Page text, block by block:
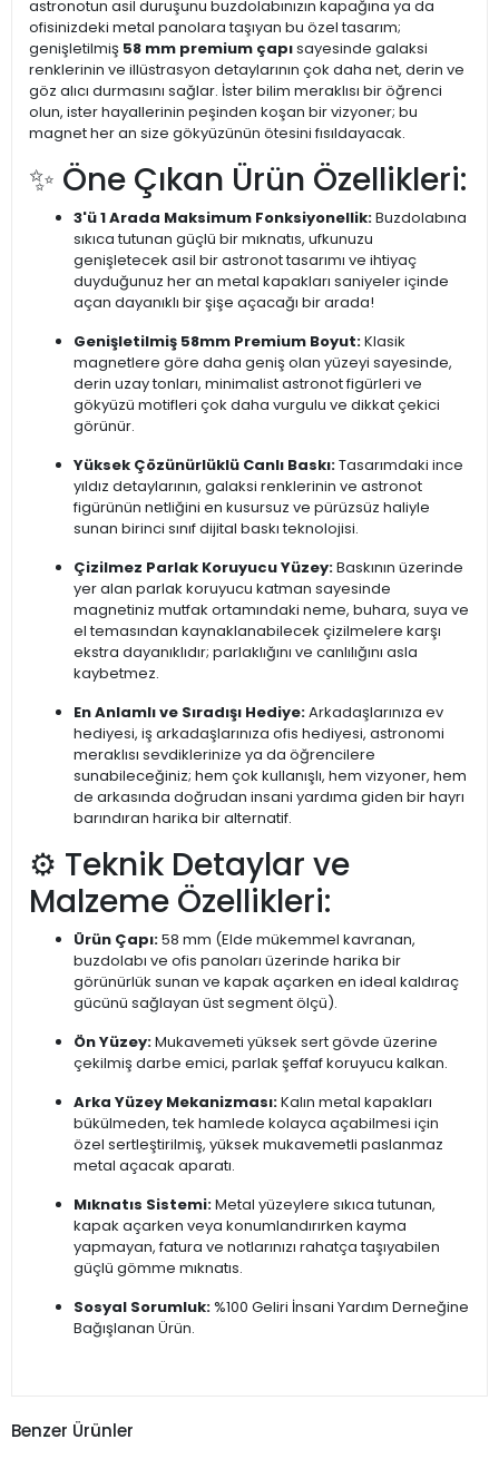
astronotun asil duruşunu buzdolabınızın kapağına ya da
ofisinizdeki metal panolara taşıyan bu özel tasarım;
genişletilmiş 58 mm premium çapısayesinde galaksi
renklerinin ve illüstrasyon detaylarının çok daha net, derin ve
göz alıcı durmasını sağlar. İster bilim meraklısı bir öğrenci
olun, ister hayallerinin peşinden koşan bir vizyoner; bu
magnet her an size gökyüzünün ötesini fısıldayacak.
✨ Öne Çıkan Ürün Özellikleri:
3'ü 1 Arada Maksimum Fonksiyonellik:Buzdolabına
sıkıca tutunan güçlü bir mıknatıs, ufkunuzu
genişletecek asil bir astronot tasarımı ve ihtiyaç
duyduğunuz her an metal kapakları saniyeler içinde
açan dayanıklı bir şişe açacağı bir arada!
Genişletilmiş 58mm Premium Boyut:Klasik
magnetlere göre daha geniş olan yüzeyi sayesinde,
derin uzay tonları, minimalist astronot figürleri ve
gökyüzü motifleri çok daha vurgulu ve dikkat çekici
görünür.
Yüksek Çözünürlüklü Canlı Baskı:Tasarımdaki ince
yıldız detaylarının, galaksi renklerinin ve astronot
figürünün netliğini en kusursuz ve pürüzsüz haliyle
sunan birinci sınıf dijital baskı teknolojisi.
Çizilmez Parlak Koruyucu Yüzey:Baskının üzerinde
yer alan parlak koruyucu katman sayesinde
magnetiniz mutfak ortamındaki neme, buhara, suya ve
el temasından kaynaklanabilecek çizilmelere karşı
ekstra dayanıklıdır; parlaklığını ve canlılığını asla
kaybetmez.
En Anlamlı ve Sıradışı Hediye:Arkadaşlarınıza ev
hediyesi, iş arkadaşlarınıza ofis hediyesi, astronomi
meraklısı sevdiklerinize ya da öğrencilere
sunabileceğiniz; hem çok kullanışlı, hem vizyoner, hem
de arkasında doğrudan insani yardıma giden bir hayrı
barındıran harika bir alternatif.
⚙️ Teknik Detaylar ve
Malzeme Özellikleri:
Ürün Çapı:58 mm (Elde mükemmel kavranan,
buzdolabı ve ofis panoları üzerinde harika bir
görünürlük sunan ve kapak açarken en ideal kaldıraç
gücünü sağlayan üst segment ölçü).
Ön Yüzey:Mukavemeti yüksek sert gövde üzerine
çekilmiş darbe emici, parlak şeffaf koruyucu kalkan.
Arka Yüzey Mekanizması:Kalın metal kapakları
bükülmeden, tek hamlede kolayca açabilmesi için
özel sertleştirilmiş, yüksek mukavemetli paslanmaz
metal açacak aparatı.
Mıknatıs Sistemi:Metal yüzeylere sıkıca tutunan,
kapak açarken veya konumlandırırken kayma
yapmayan, fatura ve notlarınızı rahatça taşıyabilen
güçlü gömme mıknatıs.
Sosyal Sorumluk: %100 Geliri İnsani Yardım Derneğine
Bağışlanan Ürün.
Benzer Ürünler